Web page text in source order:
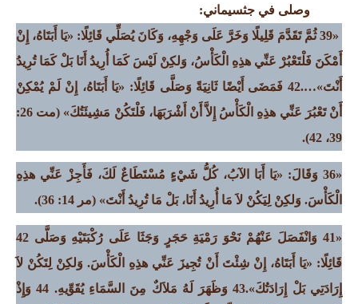
وصلى في جثسيماني:
«39 ثُمَّ تَقَدَّمَ قَلِيلًا وَخَرَّ عَلَى وَجْهِهِ، وَكَانَ يُصَلِّي قَائِلًا: «يَا أَبَتَاهُ، إِنْ
أَمْكَنَ فَلْتَعْبُرْ عَنِّي هذِهِ الْكَأْسُ، وَلكِنْ لَيْسَ كَمَا أُرِيدُ أَنَا بَلْ كَمَا تُرِيدُ
أَنْتَ»….42 فَمَضَى أَيْضًا ثَانِيَةً وَصَلَّى قَائِلًا: «يَا أَبَتَاهُ، إِنْ لَمْ يُمْكِنْ
أَنْ تَعْبُرَ عَنِّي هذِهِ الْكَأْسُ إِلاَّ أَنْ أَشْرَبَهَا، فَلْتَكُنْ مَشِيئَتُكَ»
(مت 26:
39، 42).
«36 وَقَالَ: «يَا أَبَا الآبُ، كُلُّ شَيْءٍ مُسْتَطَاعٌ لَكَ، فَأَجِزْ عَنِّي هذِهِ
الْكَأْسَ. وَلكِنْ لِيَكُنْ لاَ مَا أُرِيدُ أَنَا، بَلْ مَا تُرِيدُ أَنْتَ» (مر 14: 36).
«41 وَانْفَصَلَ عَنْهُمْ نَحْوَ رَمْيَةِ حَجَرٍ وَجَثَا عَلَى رُكْبَتَيْهِ وَصَلَّى 42
قَائِلًا: «يَا أَبَتَاهُ، إِنْ شِئْتَ أَنْ تُجِيزَ عَنِّي هذِهِ الْكَأْسَ. وَلكِنْ لِتَكُنْ لاَ
إِرَادَتِي بَلْ إِرَادَتُكَ».43 وَظَهَرَ لَهُ مَلاَكٌ مِنَ السَّمَاءِ يُقَوِّيهِ. 44 وَإِذْ